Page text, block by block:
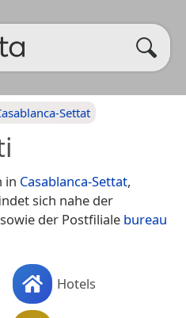
Settat
in Casablanca-Settat,
sich nahe der
sowie der Postfiliale bureau
Hotels